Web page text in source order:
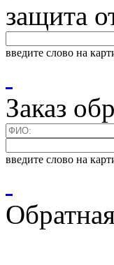
защита
введите слово на
Заказ
введите слово на